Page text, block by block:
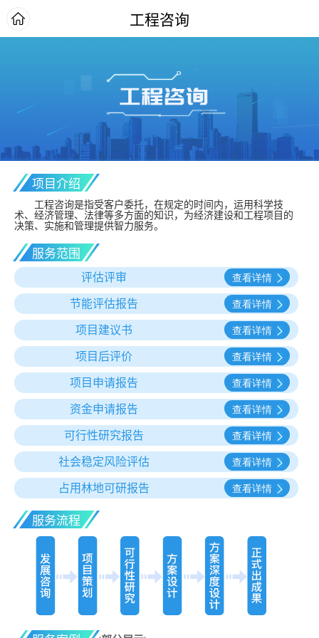
工程咨询
项目介绍
工程咨询是指受客户委托，在规定的时间内，运用科学技
术、经济管理、法律等多方面的知识，为经济建设和工程项目的
决策、实施和管理提供智力服务。
服务范围
评估评审
节能评估报告
项目建议书
项目后评价
项目申请报告
资金申请报告
可行性研究报告
社会稳定风险评估
占用林地可研报告
服务流程